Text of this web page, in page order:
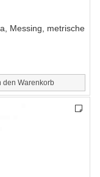
Messing, metrische
den Warenkorb